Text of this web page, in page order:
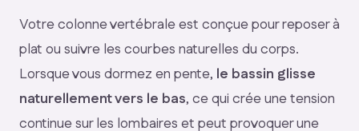
Votre colonne vertébrale est conçue pour reposer à
plat ou suivre les courbes naturelles du corps.
Lorsque vous dormez en pente, le bassin glisse
naturellement vers le bas, ce qui crée une tension
continue sur les lombaires et peut provoquer une